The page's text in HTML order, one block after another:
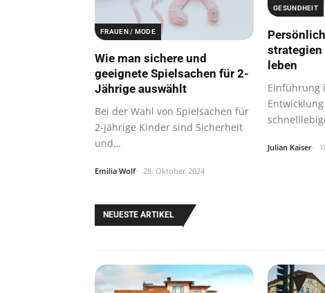
FRAUEN / MODE
Wie man sichere und
geeignete Spielsachen für 2-
Jährige auswählt
Bei der Wahl von Spielsachen für
2-jährige Kinder sind Sicherheit
und
Emilia Wolf 28. Oktober 2024
GESUNDHEIT
leben
Einführung
Julian Kaiser
NEUESTE ARTIKEL